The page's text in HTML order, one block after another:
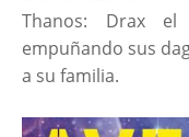
Thanos: Drax el
empuñando sus
a su familia.